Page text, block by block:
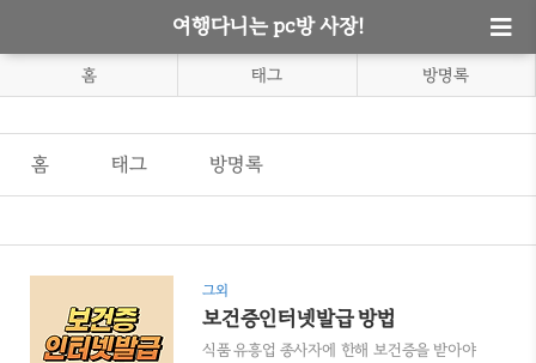
여행다니는 pc방 사장!
홈 태그 방명록
홈 태그 방명록
그외
보건증인터넷발급 방법
식품 유흥업 종사자에 한해 보건증을 받아야